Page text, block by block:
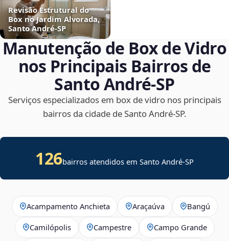
Revisão Estrutural do
Box no Jardim Alvorada,
Santo André‑SP
Manutenção de Box de Vidro
nos Principais Bairros de
Santo André‑SP
Serviços especializados em box de vidro nos principais
bairros da cidade de Santo André‑SP.
126bairros atendidos em Santo André-SP
Acampamento Anchieta Araçaúva Bangú
Camilópolis Campestre Campo Grande